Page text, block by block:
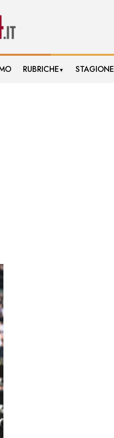
RUBRICHE ▼ STAGIONE